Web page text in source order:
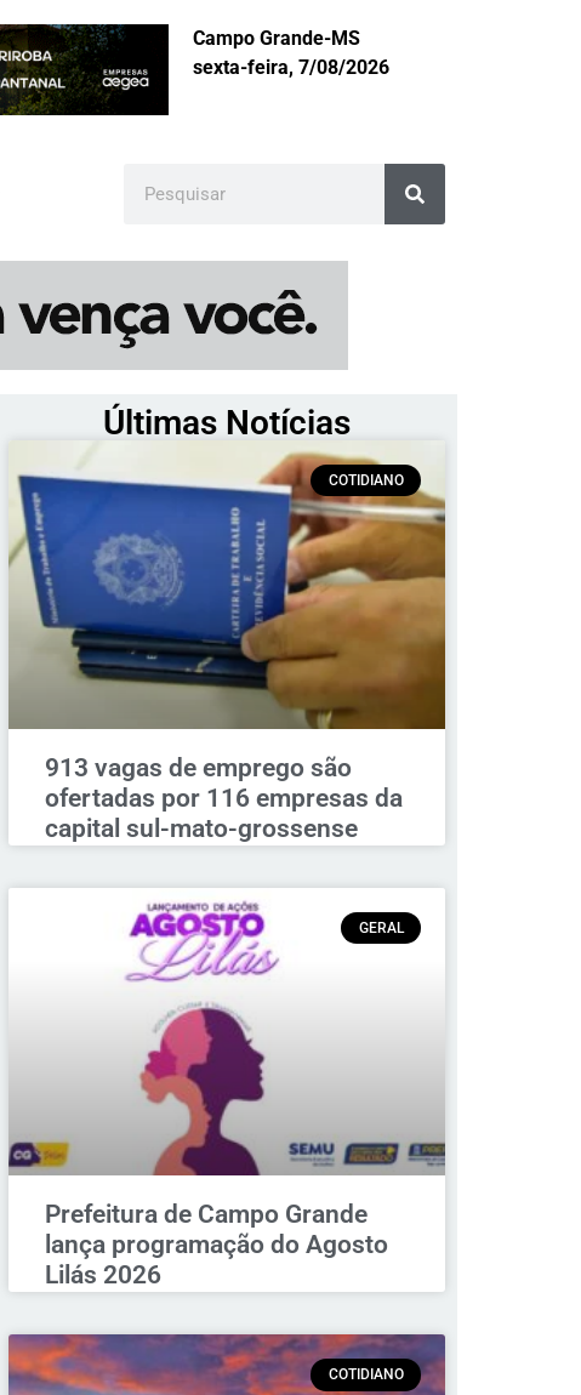
Campo Grande-MS
sexta-feira, 7/08/2026
Últimas Notícias
COTIDIANO
913 vagas de emprego são
ofertadas por 116 empresas da
capital sul-mato-grossense
GERAL
Prefeitura de Campo Grande
lança programação do Agosto
Lilás 2026
COTIDIANO